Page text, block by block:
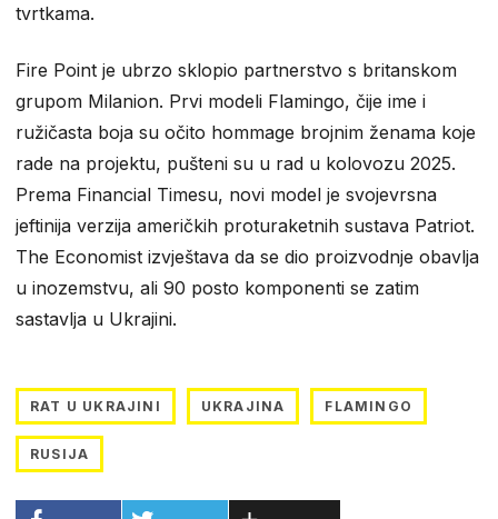
tvrtkama.
Fire Point je ubrzo sklopio partnerstvo s britanskom
grupom Milanion. Prvi modeli Flamingo, čije ime i
ružičasta boja su očito hommage brojnim ženama koje
rade na projektu, pušteni su u rad u kolovozu 2025.
Prema Financial Timesu, novi model je svojevrsna
jeftinija verzija američkih proturaketnih sustava Patriot.
The Economist izvještava da se dio proizvodnje obavlja
u inozemstvu, ali 90 posto komponenti se zatim
sastavlja u Ukrajini.
RAT U UKRAJINI UKRAJINA FLAMINGO
RUSIJA